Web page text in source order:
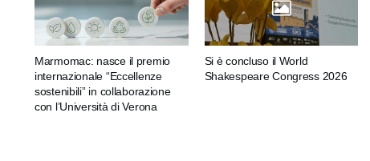
Marmomac: nasce il premio
internazionale “Eccellenze
sostenibili” in collaborazione
con l’Università di Verona
Si è concluso il World
Shakespeare Congress 2026